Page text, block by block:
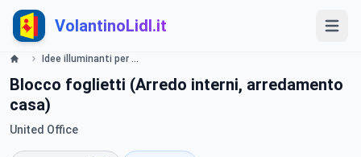
VolantinoLidl.it
Idee illuminanti per l'Ufficio - LIDL Catalogue - Offerte valide dal 30 maggio 2019 Lidl
Blocco foglietti (Arredo interni, arredamento
casa)
United Office